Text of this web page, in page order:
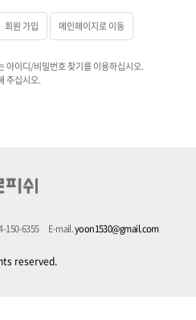
회원 가입 메인페이지로 이동
아이디/비밀번호 찾기를 이용하십시오.
주십시오.
150-6355 E-mail.yoon1530@gmail.com
reserved.